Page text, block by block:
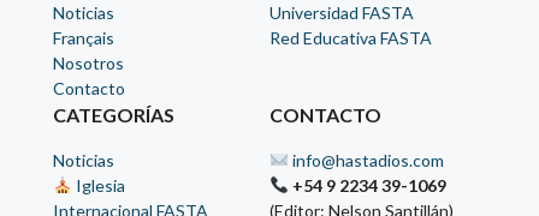
Noticias
Français
Nosotros
Contacto
Universidad FASTA
Red Educativa FASTA
CATEGORÍAS
Noticias
Iglesia
Internacional FASTA
CONTACTO
info@hastadios.com
+54 9 2234 39-1069
(Editor: Nelson Santillán)